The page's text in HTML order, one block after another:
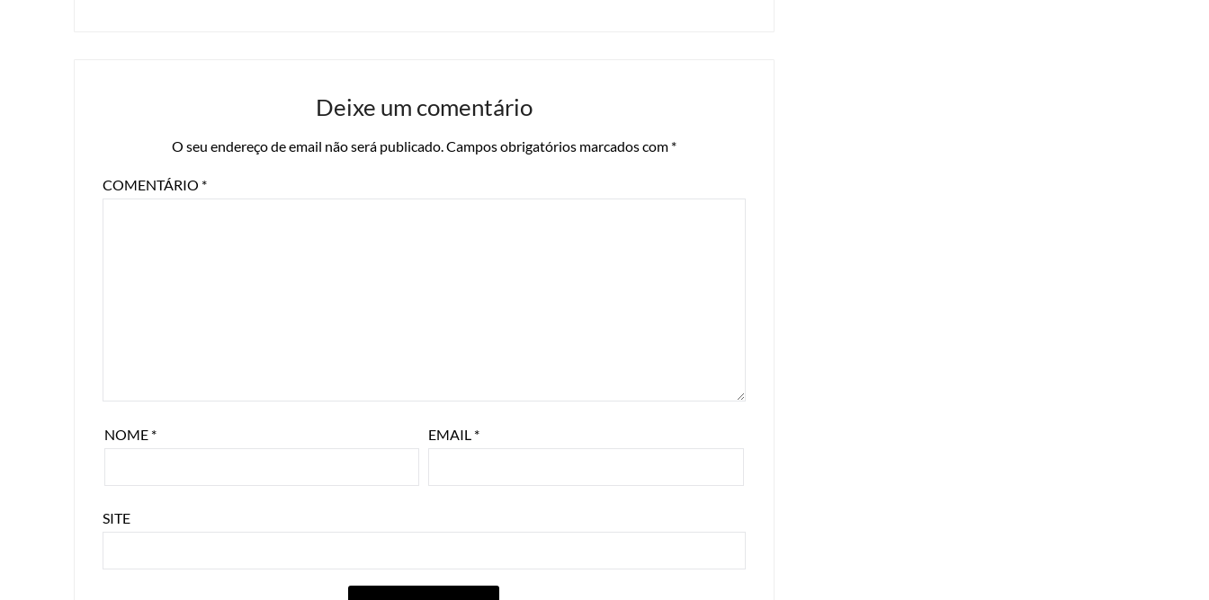
Deixe um comentário
O seu endereço de email não será publicado.Campos obrigatórios marcados com *
COMENTÁRIO *
NOME * EMAIL *
SITE